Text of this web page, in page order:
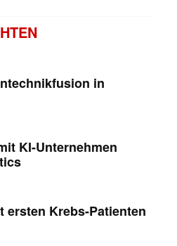
in
KI-Unternehmen
ersten Krebs-Patienten